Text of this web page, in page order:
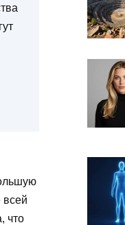
всей
что